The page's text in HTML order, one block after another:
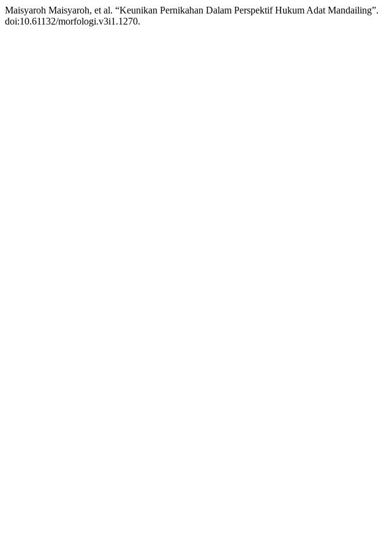
Maisyaroh Maisyaroh, et al. “Keunikan Pernikahan Dalam Perspektif Hukum Adat Mandailing”.
doi:10.61132/morfologi.v3i1.1270.